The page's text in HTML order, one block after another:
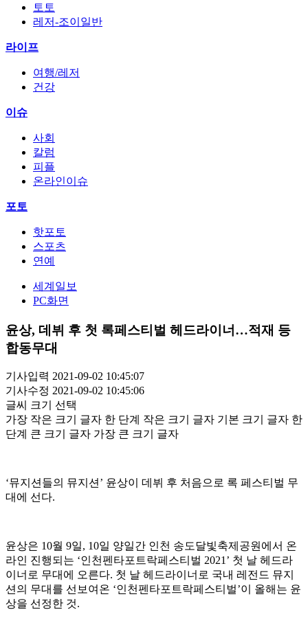
토토
레저-조이일반
라이프
여행/레저
건강
이슈
사회
칼럼
피플
온라인이슈
포토
핫포토
스포츠
연예
세계일보
PC화면
윤상, 데뷔 후 첫 록페스티벌 헤드라이너…적재 등
합동무대
기사입력 2021-09-02 10:45:07
기사수정 2021-09-02 10:45:06
글씨 크기 선택
가장 작은 크기 글자 한 단계 작은 크기 글자 기본 크기 글자 한
단계 큰 크기 글자 가장 큰 크기 글자
‘뮤지션들의 뮤지션’ 윤상이 데뷔 후 처음으로 록 페스티벌 무
대에 선다.
윤상은 10월 9일, 10일 양일간 인천 송도달빛축제공원에서 온
라인 진행되는 ‘인천펜타포트락페스티벌 2021’ 첫 날 헤드라
이너로 무대에 오른다. 첫 날 헤드라이너로 국내 레전드 뮤지
션의 무대를 선보여온 ‘인천펜타포트락페스티벌’이 올해는 윤
상을 선정한 것.